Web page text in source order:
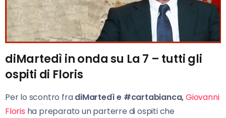
diMartedì in onda su La 7 – tutti gli
ospiti di Floris
Per lo scontro fradiMartedì e #cartabianca,Giovanni
Floris ha preparato un parterre di ospiti che